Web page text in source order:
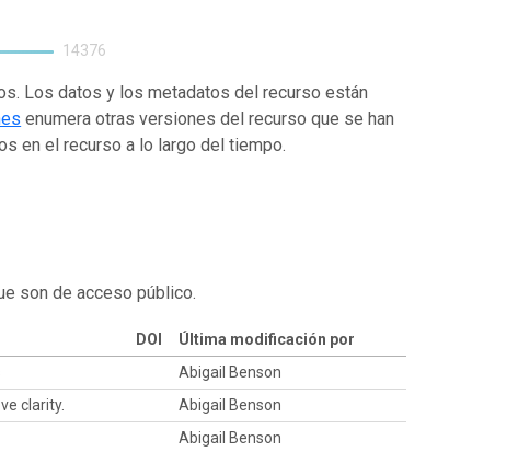
14376
Los datos y los metadatos del recurso están
enumera otras versiones del recurso que se han
en el recurso a lo largo del tiempo.
son de acceso público.
DOI
Última modificación por
Abigail Benson
clarity.
Abigail Benson
Abigail Benson